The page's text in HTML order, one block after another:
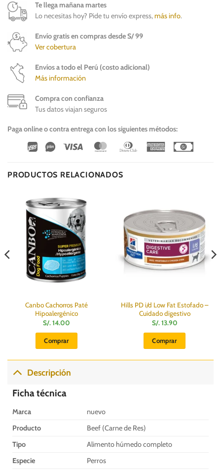
Te llega mañana martes
Lo necesitas hoy? Pide tu envío express,más info.
Envío gratis en compras desde S/ 99
Ver cobertura
Envíos a todo el Perú (costo adicional)
Más información
Compra con confianza
Tus datos viajan seguros
Paga online o contra entrega con los siguientes métodos:
Wirecard
Vipps Visa MasterCardDinners
American
PRODUCTOS RELACIONADOS
Canbo Cachorros Paté
Hipoalergénico
S/.14.00
Comprar
Hills PD i/d Low Fat Estofado –
Cuidado digestivo
S/.13.90
Comprar
Descripción
Ficha técnica
Marca
nuevo
Producto
Beef (Carne de Res)
Tipo
Alimento húmedo completo
Especie
Perros